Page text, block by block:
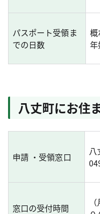
パスポート受領ま
での日数
年
八丈町にお住
申請 ・受領窓口
八
窓口の受付時間